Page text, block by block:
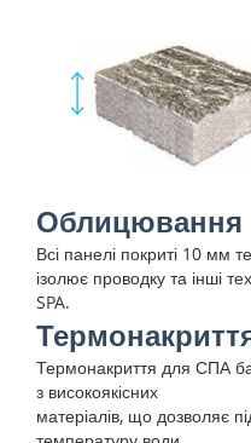
Облицювання
Всі панелі покриті 10 мм
ізолює проводку та інші
SPA.
Термонакриття для СПА
з високоякісних
матеріалів, що дозволяє